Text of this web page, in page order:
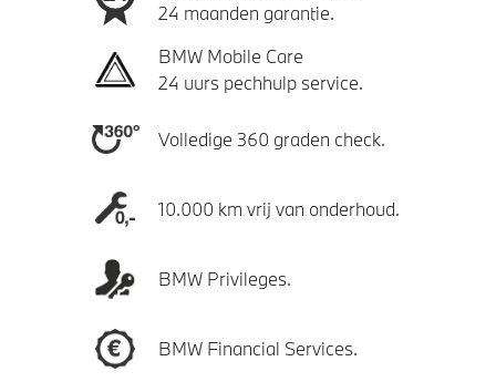
24 maanden garantie.
BMW Mobile Care
24 uurs pechhulp service.
Volledige 360 graden check.
10.000 km vrij van onderhoud.
BMW Privileges.
BMW Financial Services.